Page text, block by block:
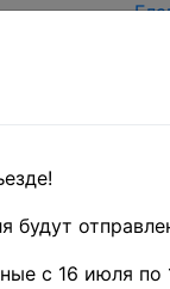
с 16 июля по